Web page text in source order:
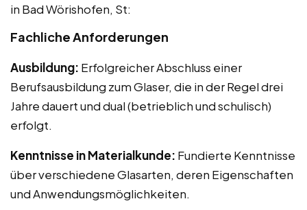
in Bad Wörishofen, St:
Fachliche Anforderungen
Ausbildung: Erfolgreicher Abschluss einer
Berufsausbildung zum Glaser, die in der Regel drei
Jahre dauert und dual (betrieblich und schulisch)
erfolgt.
Kenntnisse in Materialkunde: Fundierte Kenntnisse
über verschiedene Glasarten, deren Eigenschaften
und Anwendungsmöglichkeiten.